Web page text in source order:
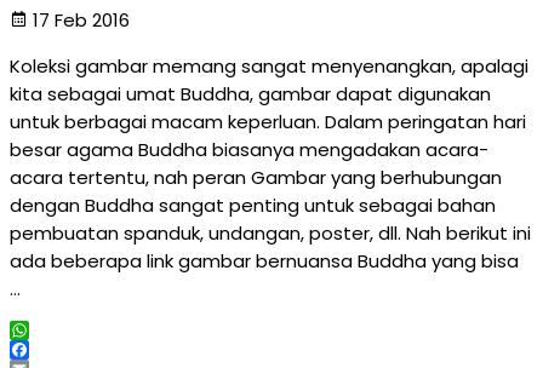
17 Feb 2016
Koleksi gambar memang sangat menyenangkan, apalagi
kita sebagai umat Buddha, gambar dapat digunakan
untuk berbagai macam keperluan. Dalam peringatan hari
besar agama Buddha biasanya mengadakan acara-
acara tertentu, nah peran Gambar yang berhubungan
dengan Buddha sangat penting untuk sebagai bahan
pembuatan spanduk, undangan, poster, dll. Nah berikut ini
ada beberapa link gambar bernuansa Buddha yang bisa
…
WhatsApp